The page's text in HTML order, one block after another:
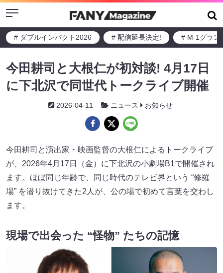
Menu
# ダブルインパクト2026 # 配信延長決定! # M-1グラン
今田耕司と大根仁が初対談! 4月17日
に下北沢で同世代トークライブ開催
2026-04-11 ニュース お知らせ
今田耕司と演出家・映画監督の大根仁によるトークライブ
が、2026年4月17日（金）に下北沢の小劇場B1で開催され
ます。ほぼ同じ年齢で、同じ時代のテレビ界という “修羅
場” を潜り抜けてきた2人が、公の場で初めて言葉を交わし
ます。
現場で出会った “怪物” たちの記憶